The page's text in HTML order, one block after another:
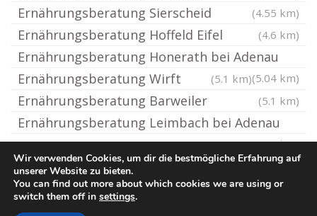
Ernährungsberatung Sierscheid (4.55 km)
Ernährungsberatung Hoffeld Eifel (4.6 km)
Ernährungsberatung Honerath bei Adenau
(5.04 km)
Ernährungsberatung Wirft (5.1 km)
Ernährungsberatung Barweiler (5.1 km)
Ernährungsberatung Leimbach bei Adenau
(5.63 km)
© Ernaehrungsberatung.rocks
Wir verwenden Cookies, um dir die bestmögliche Erfahrung auf
unserer Website zu bieten.
You can find out more about which cookies we are using or
switch them off in settings.